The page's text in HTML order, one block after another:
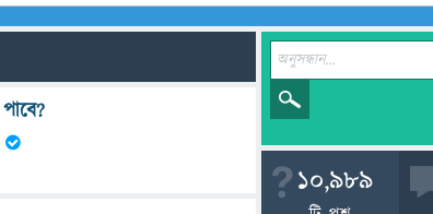
10,989